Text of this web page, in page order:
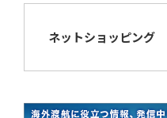
ネットショッピング